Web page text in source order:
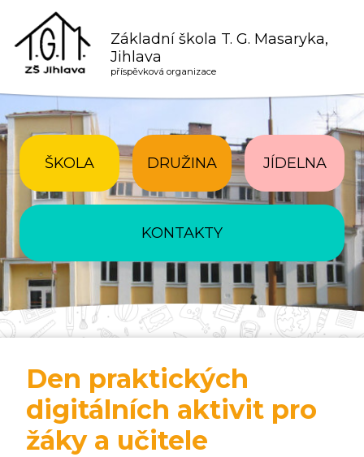
Základní škola T. G. Masaryka,
Jihlava
příspěvková organizace
ŠKOLA DRUŽINA JÍDELNA
KONTAKTY
Den praktických
digitálních aktivit pro
žáky a učitele